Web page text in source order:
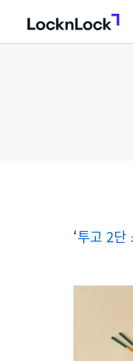
LocknLock
‘투고 2단